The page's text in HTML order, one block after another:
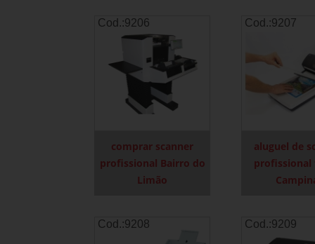
Cod.:9206
comprar scanner
profissional Bairro do
Limão
Cod.:9207
aluguel de
Cod.:9208 Cod.:9209